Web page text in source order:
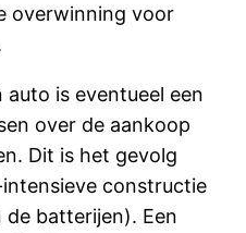
overwinning voor
auto is eventueel een
over de aankoop
Dit is het gevolg
constructie
de batterijen). Een